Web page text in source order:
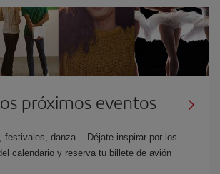
próximos eventos
festivales, danza... Déjate inspirar por los
calendario y reserva tu billete de avión